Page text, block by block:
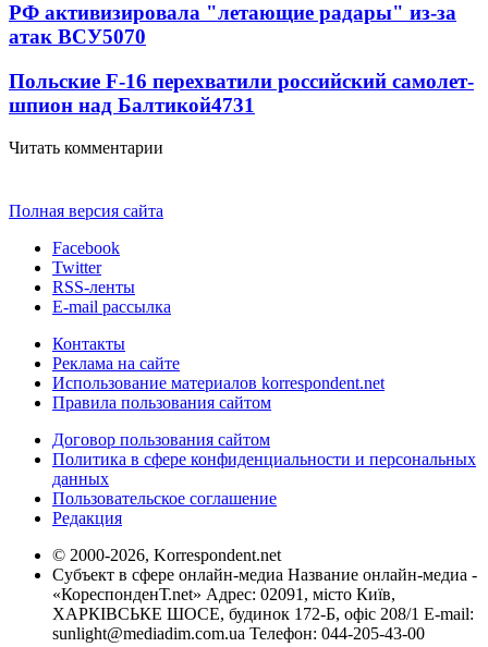
РФ активизировала "летающие радары" из-за
атак ВСУ5070
Польские F-16 перехватили российский самолет-
шпион над Балтикой4731
Читать комментарии
Полная версия сайта
Facebook
Twitter
RSS-ленты
E-mail рассылка
Контакты
Реклама на сайте
Использование материалов korrespondent.net
Правила пользования сайтом
Договор пользования сайтом
Политика в сфере конфиденциальности и персональных
данных
Пользовательское соглашение
Редакция
© 2000-2026, Korrespondent.net
Субъект в сфере онлайн-медиа Название онлайн-медиа -
«КореспонденТ.net» Адрес: 02091, місто Київ,
ХАРКІВСЬКЕ ШОСЕ, будинок 172-Б, офіс 208/1 E-mail:
sunlight@mediadim.com.ua Телефон: 044-205-43-00